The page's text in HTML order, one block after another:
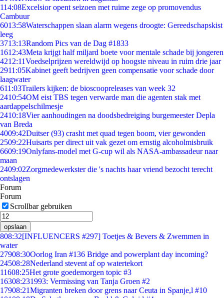
114:08Excelsior opent seizoen met ruime zege op promovendus
Cambuur
6013:58Waterschappen slaan alarm wegens droogte: Gereedschapskist
leeg
3713:13Random Pics van de Dag #1833
1612:43Meta krijgt half miljard boete voor mentale schade bij jongeren
4212:11Voedselprijzen wereldwijd op hoogste niveau in ruim drie jaar
2911:05Kabinet geeft bedrijven geen compensatie voor schade door
laagwater
611:03Trailers kijken: de bioscoopreleases van week 32
2410:54OM eist TBS tegen verwarde man die agenten stak met
aardappelschilmesje
2410:18Vier aanhoudingen na doodsbedreiging burgemeester Depla
van Breda
4009:42Duitser (93) crasht met quad tegen boom, vier gewonden
2509:22Huisarts per direct uit vak gezet om ernstig alcoholmisbruik
6609:19Onlyfans-model met G-cup wil als NASA-ambassadeur naar
maan
2409:02Zorgmedewerkster die 's nachts haar vriend bezocht terecht
ontslagen
Forum
Forum
Scrollbar gebruiken
opslaan
808:32[INFLUENCERS #297] Toetjes & Bevers & Zwemmen in
water
27908:30Oorlog Iran #136 Bridge and powerplant day incoming?
24508:28Nederland stevent af op watertekort
11608:25Het grote goedemorgen topic #3
16308:231993: Vermissing van Tanja Groen #2
17908:21Migranten breken door grens naar Ceuta in Spanje,l #10